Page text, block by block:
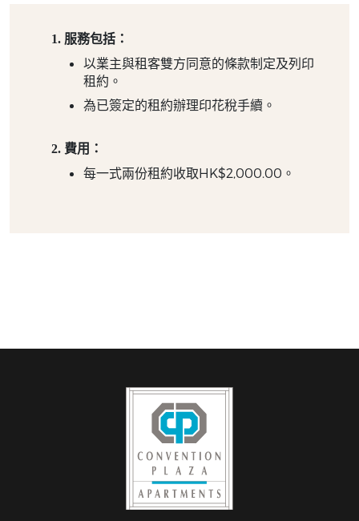
服務包括：
以業主與租客雙方同意的條款制定及列印
租約。
為已簽定的租約辦理印花稅手續。
費用：
每一式兩份租約收取HK$2,000.00。